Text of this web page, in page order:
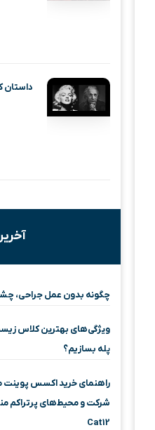
داستان
چگونه بدون عمل جراحی،
ویژگی‌های بهترین کلاس
پله بسازیم؟
راهنمای خرید اکسس پوینت
Cat12